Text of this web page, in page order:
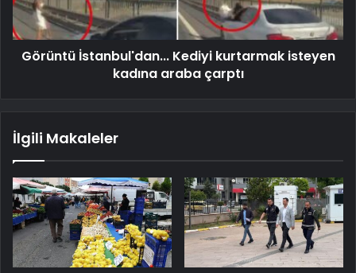
Görüntü İstanbul'dan... Kediyi kurtarmak isteyen
kadına araba çarptı
İlgili Makaleler